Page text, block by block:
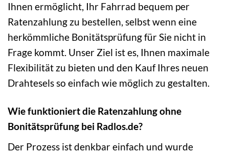
Ihnen ermöglicht, Ihr Fahrrad bequem per
Ratenzahlung zu bestellen, selbst wenn eine
herkömmliche Bonitätsprüfung für Sie nicht in
Frage kommt. Unser Ziel ist es, Ihnen maximale
Flexibilität zu bieten und den Kauf Ihres neuen
Drahtesels so einfach wie möglich zu gestalten.
Wie funktioniert die Ratenzahlung ohne
Bonitätsprüfung bei Radlos.de?
Der Prozess ist denkbar einfach und wurde